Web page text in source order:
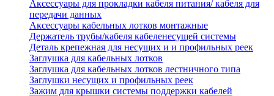
Аксессуары для прокладки кабеля питания/ кабеля для
передачи данных
Аксессуары кабельных лотков монтажные
Держатель трубы/кабеля кабеленесущей системы
Деталь крепежная для несущих и и профильных реек
Заглушка для кабельных лотков
Заглушка для кабельных лотков лестничного типа
Заглушки несущих и профильных реек
Зажим для крышки системы поддержки кабелей